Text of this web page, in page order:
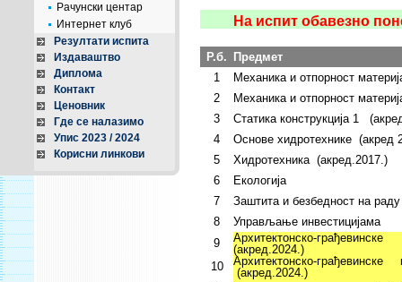
Рачунски центар
Интернет клуб
Резултати испита
Издаваштво
Диплома
Контакт
Ценовник
Где се налазимо
Упис 2023 / 2024
Корисни линкови
На испит обавезно
Р.б.
Предмет
1
Механика и отпорност
2
Механика и отпорност
3
Статика конструкција 1
4
Основе хидротехнике (акред
5
Хидротехника (акред.2017.)
6
Екологија
7
Заштита и безбедност на раду
8
Управљање инвестицијама
9
Архитектонско-
(акред.2024.)
10
Архитектонско-
(акред.2024.)